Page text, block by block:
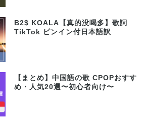
B2$ KOALA【真的没喝多】歌詞
TikTok ピンイン付日本語訳
【まとめ】中国語の歌 CPOPおすす
め・人気20選〜初心者向け〜